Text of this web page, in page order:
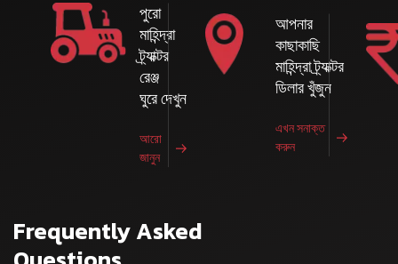
রোটাভেটর তেজ-E ZLX+
পুরো
মাহিন্দ্রা
ট্র্যাক্টর
রেঞ্জ
ঘুরে দেখুন
আরো
জানুন
আপনার
কাছাকাছি
মাহিন্দ্রা ট্র্যাক্টর
ডিলার খুঁজুন
এখন সনাক্ত
করুন
Frequently Asked